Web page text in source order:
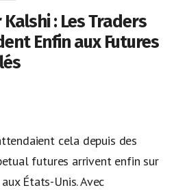
: Les Traders
Enfin aux Futures
cela depuis des
futures arrivent enfin sur
États-Unis. Avec